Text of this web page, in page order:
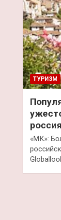
ТУРИЗМ
«МК»: